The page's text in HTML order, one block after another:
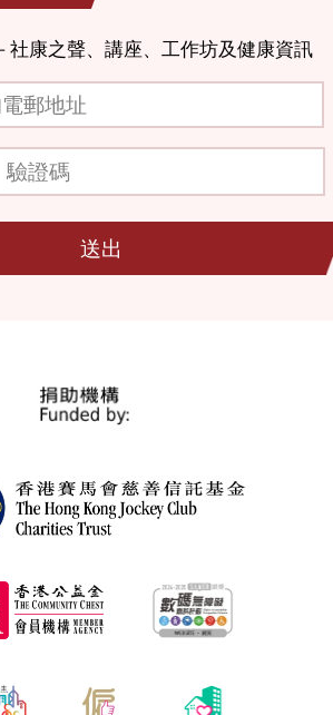
社康之聲、講座、工作坊及健康資訊
碼
送出